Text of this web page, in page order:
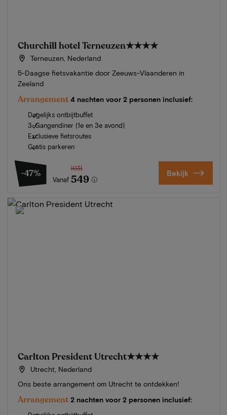
Churchill hotel Terneuzen★★★★
Terneuzen, Nederland
5-Daagse fietsvakantie door Zeeuws-Vlaanderen in
Zeeland
Arrangement 4 nachten voor 2 personen inclusief:
Dagelijks ontbijtbuffet
3-Gangendiner (1e en 3e avond)
Exclusieve fietsroutes
Gratis parkeren
-47%
Vanaf
1031
549 Bekijk
Carlton President Utrecht★★★★
Utrecht, Nederland
Ons beste arrangement om Utrecht te ontdekken!
Arrangement 2 nachten voor 2 personen inclusief: